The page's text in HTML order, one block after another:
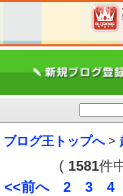
ブログ王トップへ>
( 1581件
<<前へ
2 3 4